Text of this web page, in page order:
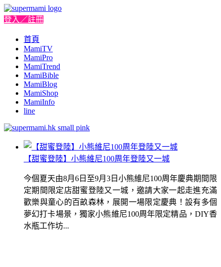
登入／註冊
首頁
MamiTV
MamiPro
MamiTrend
MamiBible
MamiBlog
MamiShop
MamiInfo
line
【甜蜜登陸】小熊維尼100周年登陸又一城
今個夏天由8月6日至9月3日小熊維尼100周年慶典期間限
定期間限定店甜蜜登陸又一城，邀請大家一起走進充滿
歡樂與童心的百畝森林，展開一場限定慶典！設有多個
夢幻打卡場景，獨家小熊維尼100周年限定精品，DIY香
水瓶工作坊...